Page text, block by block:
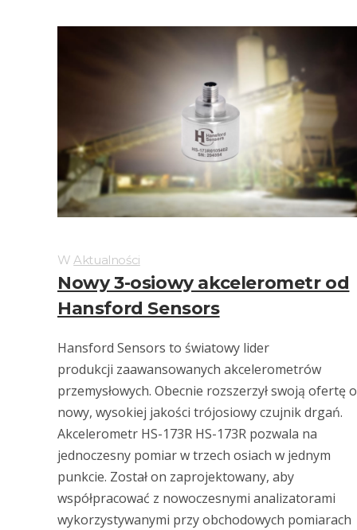
WAktualności
Nowy 3-osiowy akcelerometr od
Hansford Sensors
Hansford Sensors to światowy lider
produkcji zaawansowanych akcelerometrów
przemysłowych. Obecnie rozszerzył swoją ofertę o
nowy, wysokiej jakości trójosiowy czujnik drgań.
Akcelerometr HS-173R HS-173R pozwala na
jednoczesny pomiar w trzech osiach w jednym
punkcie. Został on zaprojektowany, aby
współpracować z nowoczesnymi analizatorami
wykorzystywanymi przy obchodowych pomiarach